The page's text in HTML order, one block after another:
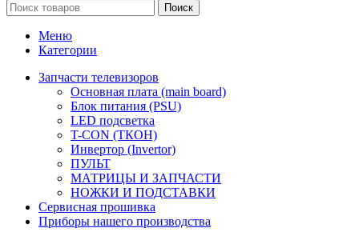
Поиск
Меню
Категории
Запчасти телевизоров
Основная плата (main board)
Блок питания (PSU)
LED подсветка
T-CON (ТКОН)
Инвертор (Invertor)
ПУЛЬТ
МАТРИЦЫ И ЗАПЧАСТИ
НОЖКИ И ПОДСТАВКИ
Сервисная прошивка
Приборы нашего производства